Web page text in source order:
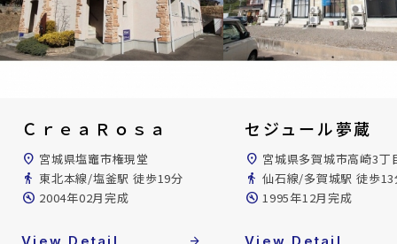
ＣｒｅａＲｏｓａ
location_on 宮城県塩竈市権現堂
directions_walk 東北本線/塩釜駅 徒歩19分
build_circle 2004年02月完成
View Detail
セジュール夢蔵
location_on 宮城県多賀城市高崎3丁
directions_walk 仙石線/多賀城駅 徒歩
build_circle 1995年12月完成
View Detail